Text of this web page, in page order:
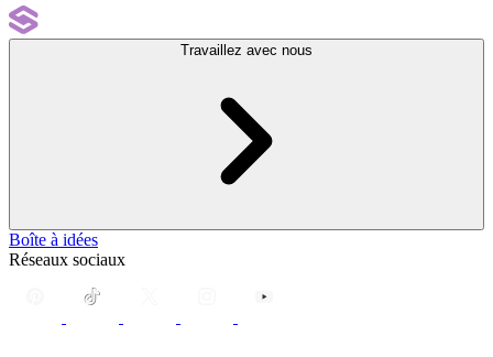
Travaillez avec nous
Boîte à idées
Réseaux sociaux